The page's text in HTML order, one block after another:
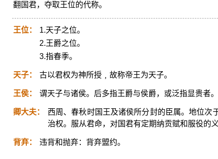
翻国君，夺取王位的代称。
王位：
1.天子之位。
2.王爵之位。
3.指春季。
天子： 古以君权为神所授﹐故称帝王为天子。
王侯： 谓天子与诸侯。后多指王爵与侯爵，或泛指显贵者。
卿大夫：
西周、春秋时国王及诸侯所分封的臣属。地位次
治权。服从君命，对国君有定期纳贡赋和服役的
背弃： 违背和抛弃：背弃盟约。